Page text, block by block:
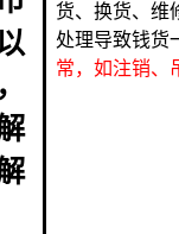
货、换货、维
处理导致钱货
常，如注销、